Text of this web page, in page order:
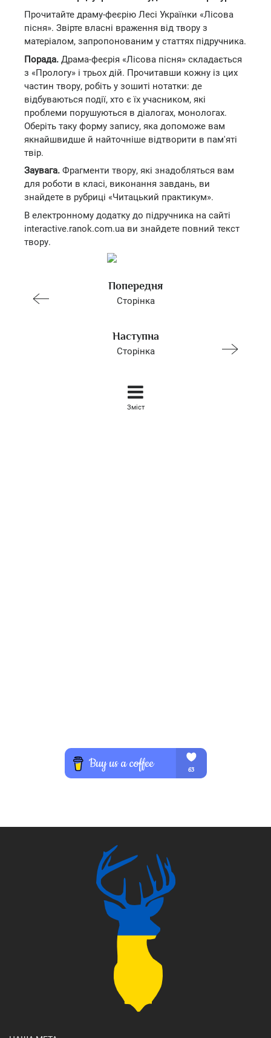
Прочитайте драму-феєрію Лесі Українки «Лісова
пісня». Звірте власні враження від твору з
матеріалом, запропонованим у статтях підручника.
Порада. Драма-феєрія «Лісова пісня» складається
з «Прологу» і трьох дій. Прочитавши кожну із цих
частин твору, робіть у зошиті нотатки: де
відбуваються події, хто є їх учасником, які
проблеми порушуються в діалогах, монологах.
Оберіть таку форму запису, яка допоможе вам
якнайшвидше й найточніше відтворити в пам'яті
твір.
Заувага. Фрагменти твору, які знадобляться вам
для роботи в класі, виконання завдань, ви
знайдете в рубриці «Читацький практикум».
В електронному додатку до підручника на сайті
interactive.ranok.com.ua ви знайдете повний текст
твору.
Попередня
Сторінка
Наступна
Сторінка
Зміст